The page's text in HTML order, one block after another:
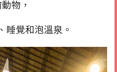
物，
睡覺和泡溫泉。